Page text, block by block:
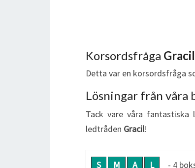
Korsordsfråga Gracil
Detta var en korsordsfråga
Lösningar från våra
Tack vare våra
ledtråden Gracil!
S M A L - 4